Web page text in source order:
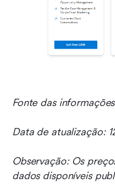
Fonte das
Data de atualização:
Observação: Os
dados disponíveis